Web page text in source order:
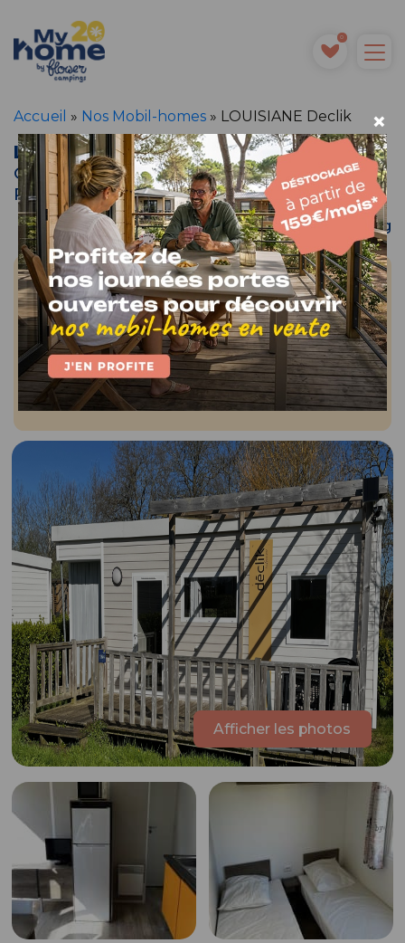
0
Accueil » Nos Mobil-homes » LOUISIANE Declik
LOUISIANE Declik
Camping Cap Finistère
Penmarc’h - Bretagne
Situer le camping
2016 34 m²
LOUISIANE
2 chambres
4/6 pers. max
Occasion
Terrasse incluse
Afficher les photos
×